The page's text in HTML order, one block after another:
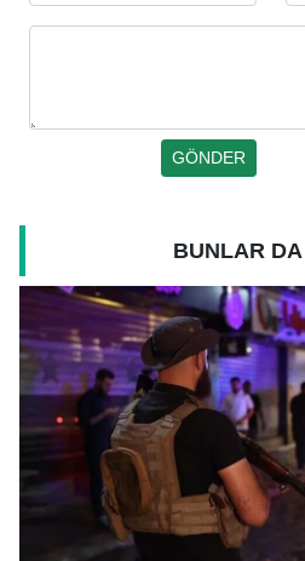
BUNLAR DA